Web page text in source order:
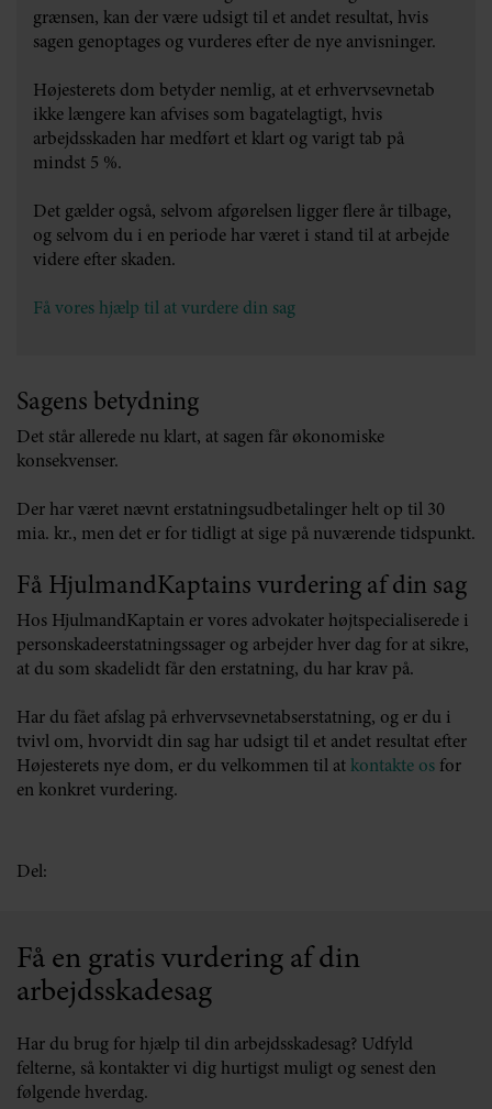
grænsen, kan der være udsigt til et andet resultat, hvis
sagen genoptages og vurderes efter de nye anvisninger.
Højesterets dom betyder nemlig, at et erhvervsevnetab
ikke længere kan afvises som bagatelagtigt, hvis
arbejdsskaden har medført et klart og varigt tab på
mindst 5 %.
Det gælder også, selvom afgørelsen ligger flere år tilbage,
og selvom du i en periode har været i stand til at arbejde
videre efter skaden.
Få vores hjælp til at vurdere din sag
Sagens betydning
Det står allerede nu klart, at sagen får økonomiske
konsekvenser.
Der har været nævnt erstatningsudbetalinger helt op til 30
mia. kr., men det er for tidligt at sige på nuværende tidspunkt.
Få HjulmandKaptains vurdering af din sag
Hos HjulmandKaptain er vores advokater højtspecialiserede i
personskadeerstatningssager og arbejder hver dag for at sikre,
at du som skadelidt får den erstatning, du har krav på.
Har du fået afslag på erhvervsevnetabserstatning, og er du i
tvivl om, hvorvidt din sag har udsigt til et andet resultat efter
Højesterets nye dom, er du velkommen til at kontakte os for
en konkret vurdering.
Del:
Få en gratis vurdering af din
arbejdsskadesag
Har du brug for hjælp til din arbejdsskadesag? Udfyld
felterne, så kontakter vi dig hurtigst muligt og senest den
følgende hverdag.